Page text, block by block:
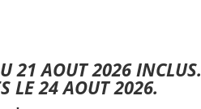
21 AOUT 2026 INCLUS.
LE 24 AOUT 2026.